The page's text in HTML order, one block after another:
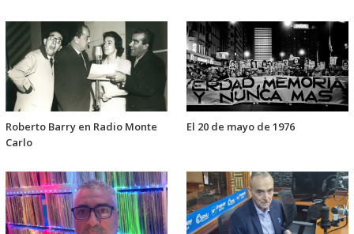
Roberto Barry en Radio Monte
Carlo
El 20 de mayo de 1976